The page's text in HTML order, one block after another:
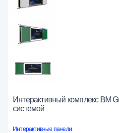
Интерактивный комплекс BM
системой
Интерактивные панели